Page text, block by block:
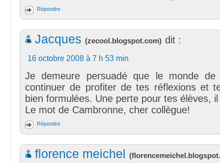
Répondre
Jacques (zecool.blogspot.com) dit :
16 octobre 2008 à 7 h 53 min
Je demeure persuadé que le monde de
continuer de profiter de tes réflexions et
bien formulées. Une perte pour tes élèves,
Le mot de Cambronne, cher collègue!
Répondre
florence meichel (